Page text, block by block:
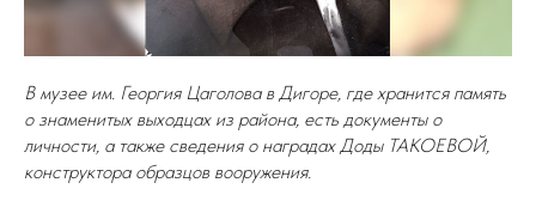
В музее им. Георгия Цаголова в Дигоре, где хранится память
о знаменитых выходцах из района, есть документы о
личности, а также сведения о наградах Доды ТАКОЕВОЙ,
конструктора образцов вооружения.